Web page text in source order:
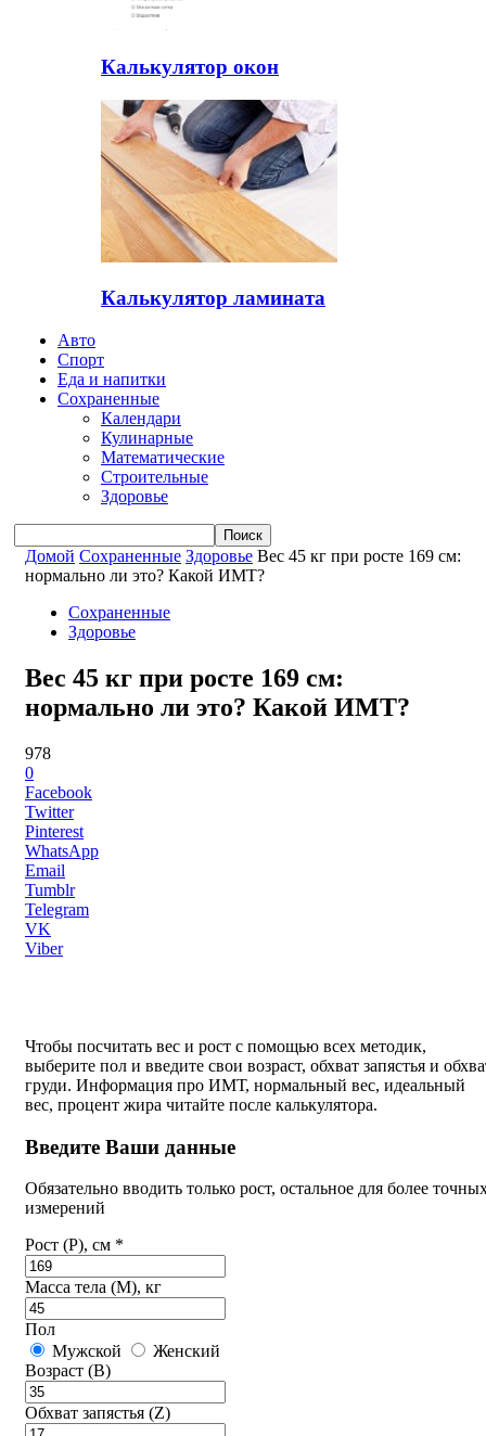
Калькулятор окон
Калькулятор ламината
Авто
Спорт
Еда и напитки
Сохраненные
Календари
Кулинарные
Математические
Строительные
Здоровье
Домой Сохраненные Здоровье Вес 45 кг при росте 169 см:
нормально ли это? Какой ИМТ?
Сохраненные
Здоровье
Вес 45 кг при росте 169 см:
нормально ли это? Какой ИМТ?
978
0
Facebook
Twitter
Pinterest
WhatsApp
Email
Tumblr
Telegram
VK
Viber
Чтобы посчитать вес и рост с помощью всех методик,
выберите пол и введите свои возраст, обхват запястья и
груди. Информация про ИМТ, нормальный вес, идеальный
вес, процент жира читайте после калькулятора.
Введите Ваши данные
Обязательно вводить только рост, остальное для более
измерений
Рост (P), см *
Масса тела (M), кг
Пол
Мужской
Женский
Возраст (B)
Обхват запястья (Z)